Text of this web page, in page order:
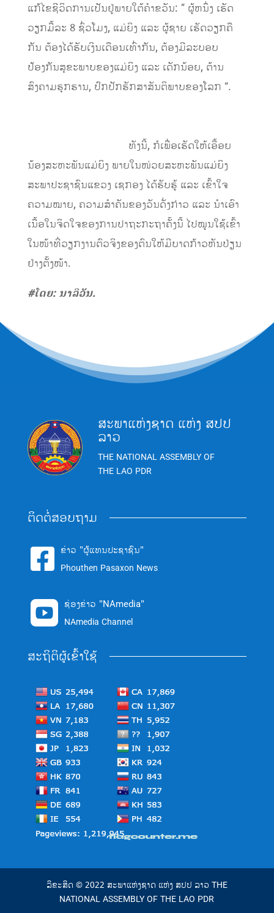
ແກ້ໄຂຊີວິດການເປັນຢູ່ພາຍໃຕ້ຄໍາຂວັນ: ” ຜູ້ຫນຶ່ງ ເຮັດ
ວຽກມື້ລະ 8 ຊົ່ວໂມງ, ແມ່ຍິງ ແລະ ຜູ້ຊາຍ ເຮັດວຽກຄື
ກັນ ຕ້ອງໄດ້ຮັບເງິນເດືອນເທົ່າກັນ, ຕ້ອງມີລະບອບ
ປ້ອງກັນສຸຂະພາບຂອງແມ່ຍິງ ແລະ ເດັກນ້ອຍ, ຕ້ານ
ສົງຄາມຮຸກຮານ, ປົກປັກຮັກສາສັນຕິພາບຂອງໂລກ “.
ທັງນີ້, ກໍເພື່ອເຮັດໃຫ້ເອື້ອຍ
ນ້ອງສະຫະພັນແມ່ຍິງ ພາຍໃນໜ່ວຍສະຫະພັນແມ່ຍິງ
ສະພາປະຊາຊົນແຂວງ ເຊກອງ ໄດ້ຮັບຮູ້ ແລະ ເຂົ້າໃຈ
ຄວາມໝາຍ, ຄວາມສຳຄັນຂອງວັນດັ່ງກ່າວ ແລະ ນຳເອົາ
ເນື້ອໃນຈິດໃຈຂອງການປາຖະກະຖາຄັ້ງນີ້ ໄປໝູນໃຊ້ເຂົ້າ
ໃນໜ້າທີ່ວຽກງານຕົວຈິງຂອງຕົນໃຫ້ມີບາດກ້າວຫັນປ່ຽນ
ຢ່າງຕັ້ງໜ້າ.
#ໂດຍ: ນາລີວັນ.
ສະພາແຫ່ງຊາດ ແຫ່ງ ສປປ
ລາວ
THE NATIONAL ASSEMBLY OF
THE LAO PDR
ຕິດຕໍ່ສອບຖາມ
 ຂ່າວ "ຜູ້ແທນປະຊາຊົນ"
Phouthen Pasaxon News
 ຊ່ອງຂ່າວ "NAmedia"
NAmedia Channel
ສະຖິຕິຜູ້ເຂົ້າໃຊ້
ລິຂະສິດ © 2022 ສະພາແຫ່ງຊາດ ແຫ່ງ ສປປ ລາວ THE
NATIONAL ASSEMBLY OF THE LAO PDR